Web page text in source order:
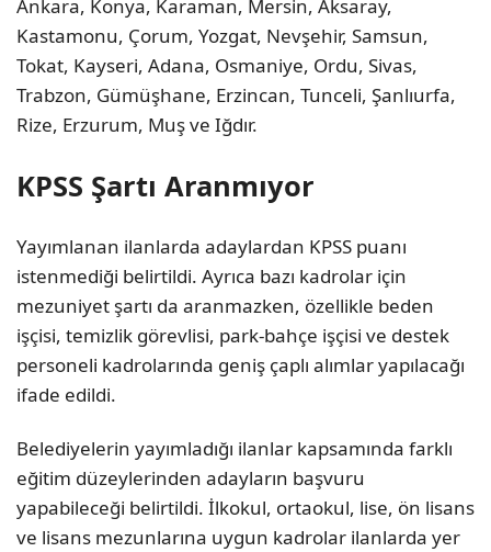
Ankara, Konya, Karaman, Mersin, Aksaray,
Kastamonu, Çorum, Yozgat, Nevşehir, Samsun,
Tokat, Kayseri, Adana, Osmaniye, Ordu, Sivas,
Trabzon, Gümüşhane, Erzincan, Tunceli, Şanlıurfa,
Rize, Erzurum, Muşve Iğdır.
KPSS Şartı Aranmıyor
Yayımlanan ilanlarda adaylardan KPSS puanı
istenmediği belirtildi. Ayrıca bazı kadrolar için
mezuniyet şartı da aranmazken, özellikle beden
işçisi, temizlik görevlisi, park-bahçe işçisi ve destek
personeli kadrolarında geniş çaplı alımlar yapılacağı
ifade edildi.
Belediyelerin yayımladığı ilanlar kapsamında farklı
eğitim düzeylerinden adayların başvuru
yapabileceği belirtildi. İlkokul, ortaokul, lise, ön lisans
ve lisans mezunlarına uygun kadrolar ilanlarda yer